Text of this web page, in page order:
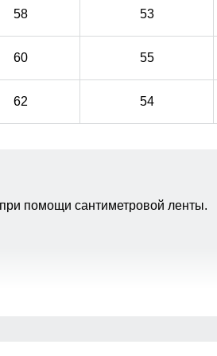
58 53
60 55
62 54
помощи сантиметровой ленты.